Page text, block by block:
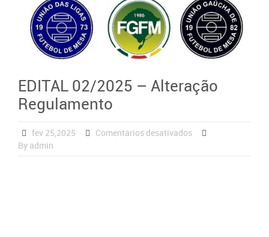
EDITAL 02/2025 – Alteração
Regulamento
fev 25,2025
Comentários desativados
By admin